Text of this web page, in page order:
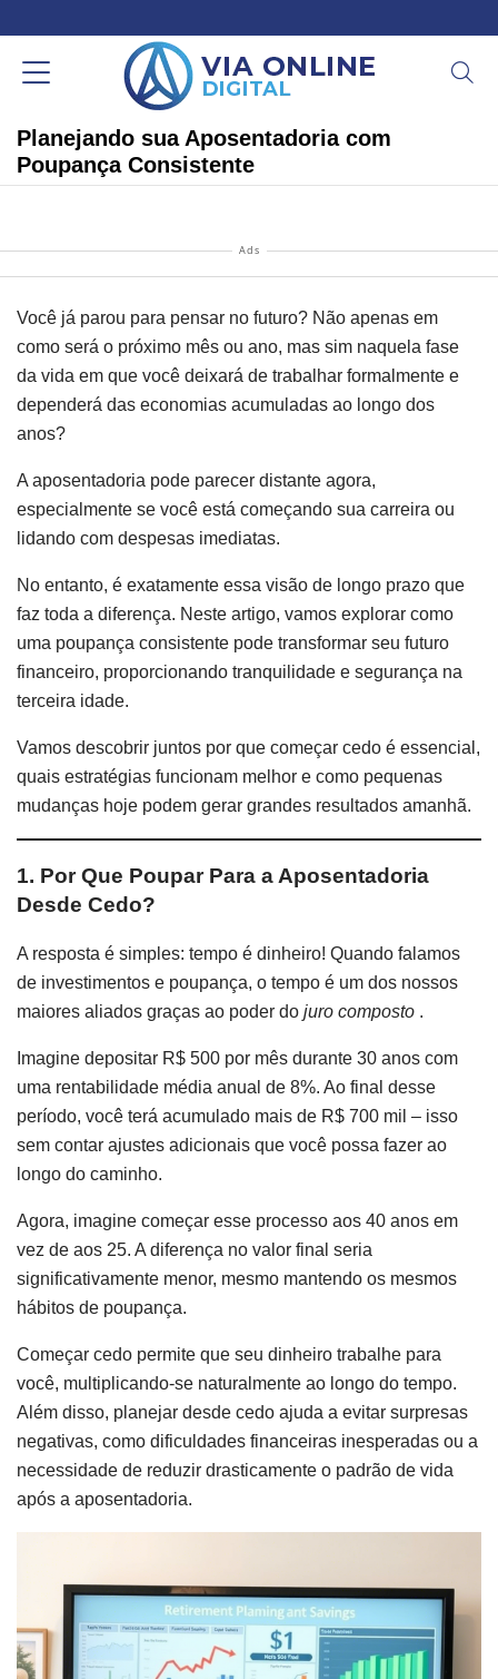
Planejando sua Aposentadoria com
Poupança Consistente
Ads
Você já parou para pensar no futuro? Não apenas em
como será o próximo mês ou ano, mas sim naquela fase
da vida em que você deixará de trabalhar formalmente e
dependerá das economias acumuladas ao longo dos
anos?
A aposentadoria pode parecer distante agora,
especialmente se você está começando sua carreira ou
lidando com despesas imediatas.
No entanto, é exatamente essa visão de longo prazo que
faz toda a diferença. Neste artigo, vamos explorar como
uma poupança consistente pode transformar seu futuro
financeiro, proporcionando tranquilidade e segurança na
terceira idade.
Vamos descobrir juntos por que começar cedo é essencial,
quais estratégias funcionam melhor e como pequenas
mudanças hoje podem gerar grandes resultados amanhã.
1. Por Que Poupar Para a Aposentadoria
Desde Cedo?
A resposta é simples: tempo é dinheiro! Quando falamos
de investimentos e poupança, o tempo é um dos nossos
maiores aliados graças ao poder do juro composto .
Imagine depositar R$ 500 por mês durante 30 anos com
uma rentabilidade média anual de 8%. Ao final desse
período, você terá acumulado mais de R$ 700 mil – isso
sem contar ajustes adicionais que você possa fazer ao
longo do caminho.
Agora, imagine começar esse processo aos 40 anos em
vez de aos 25. A diferença no valor final seria
significativamente menor, mesmo mantendo os mesmos
hábitos de poupança.
Começar cedo permite que seu dinheiro trabalhe para
você, multiplicando-se naturalmente ao longo do tempo.
Além disso, planejar desde cedo ajuda a evitar surpresas
negativas, como dificuldades financeiras inesperadas ou a
necessidade de reduzir drasticamente o padrão de vida
após a aposentadoria.